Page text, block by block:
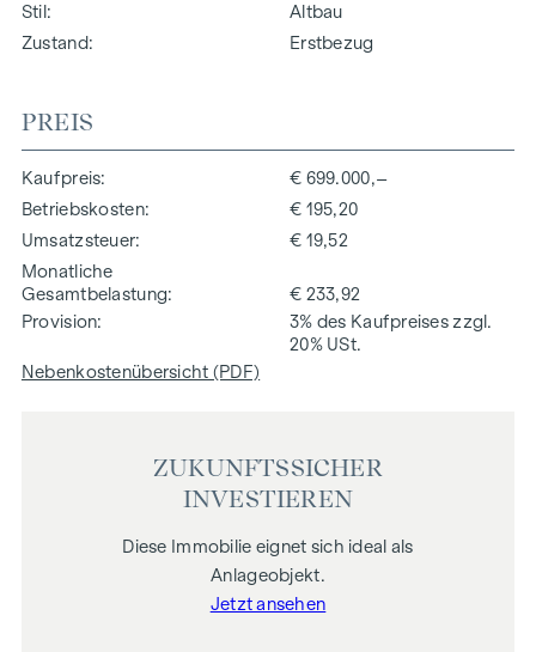
Stil
Altbau
Zustand
Erstbezug
PREIS
Kaufpreis
€ 699.000,–
Betriebskosten
€ 195,20
Umsatzsteuer
€ 19,52
Monatliche
Gesamtbelastung
€ 233,92
Provision
3% des Kaufpreises zzgl.
20% USt.
Nebenkostenübersicht (PDF)
ZUKUNFTSSICHER
INVESTIEREN
Diese Immobilie eignet sich ideal als
Anlageobjekt.
Jetzt ansehen